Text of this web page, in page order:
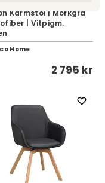
Karmstol | Mörkgrå
| Vitpigm.
Home
2 795 kr